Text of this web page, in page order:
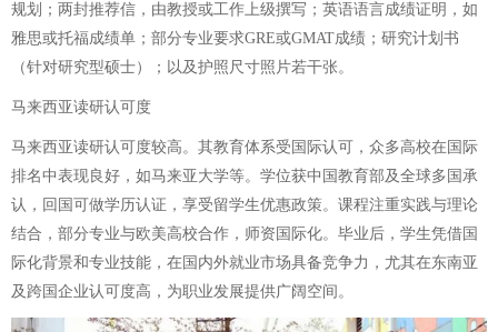
规划；两封推荐信，由教授或工作上级撰写；英语语言成绩证明，如
雅思或托福成绩单；部分专业要求GRE或GMAT成绩；研究计划书
（针对研究型硕士）；以及护照尺寸照片若干张。
马来西亚读研认可度
马来西亚读研认可度较高。其教育体系受国际认可，众多高校在国际
排名中表现良好，如马来亚大学等。学位获中国教育部及全球多国承
认，回国可做学历认证，享受留学生优惠政策。课程注重实践与理论
结合，部分专业与欧美高校合作，师资国际化。毕业后，学生凭借国
际化背景和专业技能，在国内外就业市场具备竞争力，尤其在东南亚
及跨国企业认可度高，为职业发展提供广阔空间。